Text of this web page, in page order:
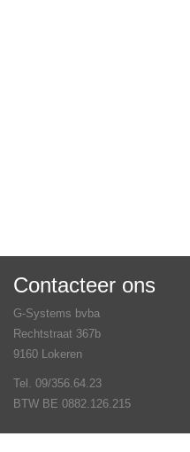
Contacteer ons
G-Systems bvba
Rechtstraat 367b
9160 Lokeren
Tel. 09/356.64.23
BTW BE 0882.126.215